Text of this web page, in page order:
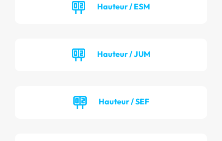
Hauteur / ESM
Hauteur / JUM
Hauteur / SEF